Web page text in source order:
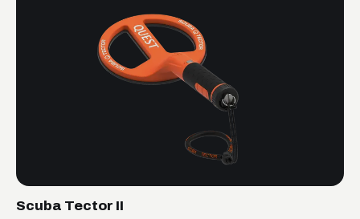
Scuba Tector II